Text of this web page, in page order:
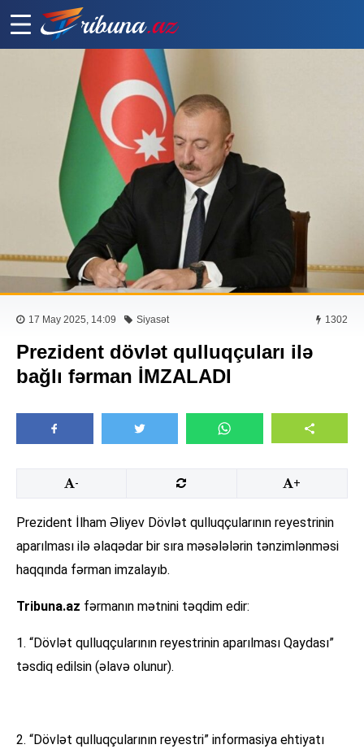
17 May 2025, 14:09 Siyasət 1302
Prezident dövlət qulluqçuları ilə
bağlı fərman İMZALADI
- +
Prezident İlham Əliyev Dövlət qulluqçularının reyestrinin
aparılması ilə əlaqədar bir sıra məsələlərin tənzimlənməsi
haqqında fərman imzalayıb.
Tribuna.az fərmanın mətnini təqdim edir:
1. “Dövlət qulluqçularının reyestrinin aparılması Qaydası”
təsdiq edilsin (əlavə olunur).
2. “Dövlət qulluqçularının reyestri” informasiya ehtiyatı